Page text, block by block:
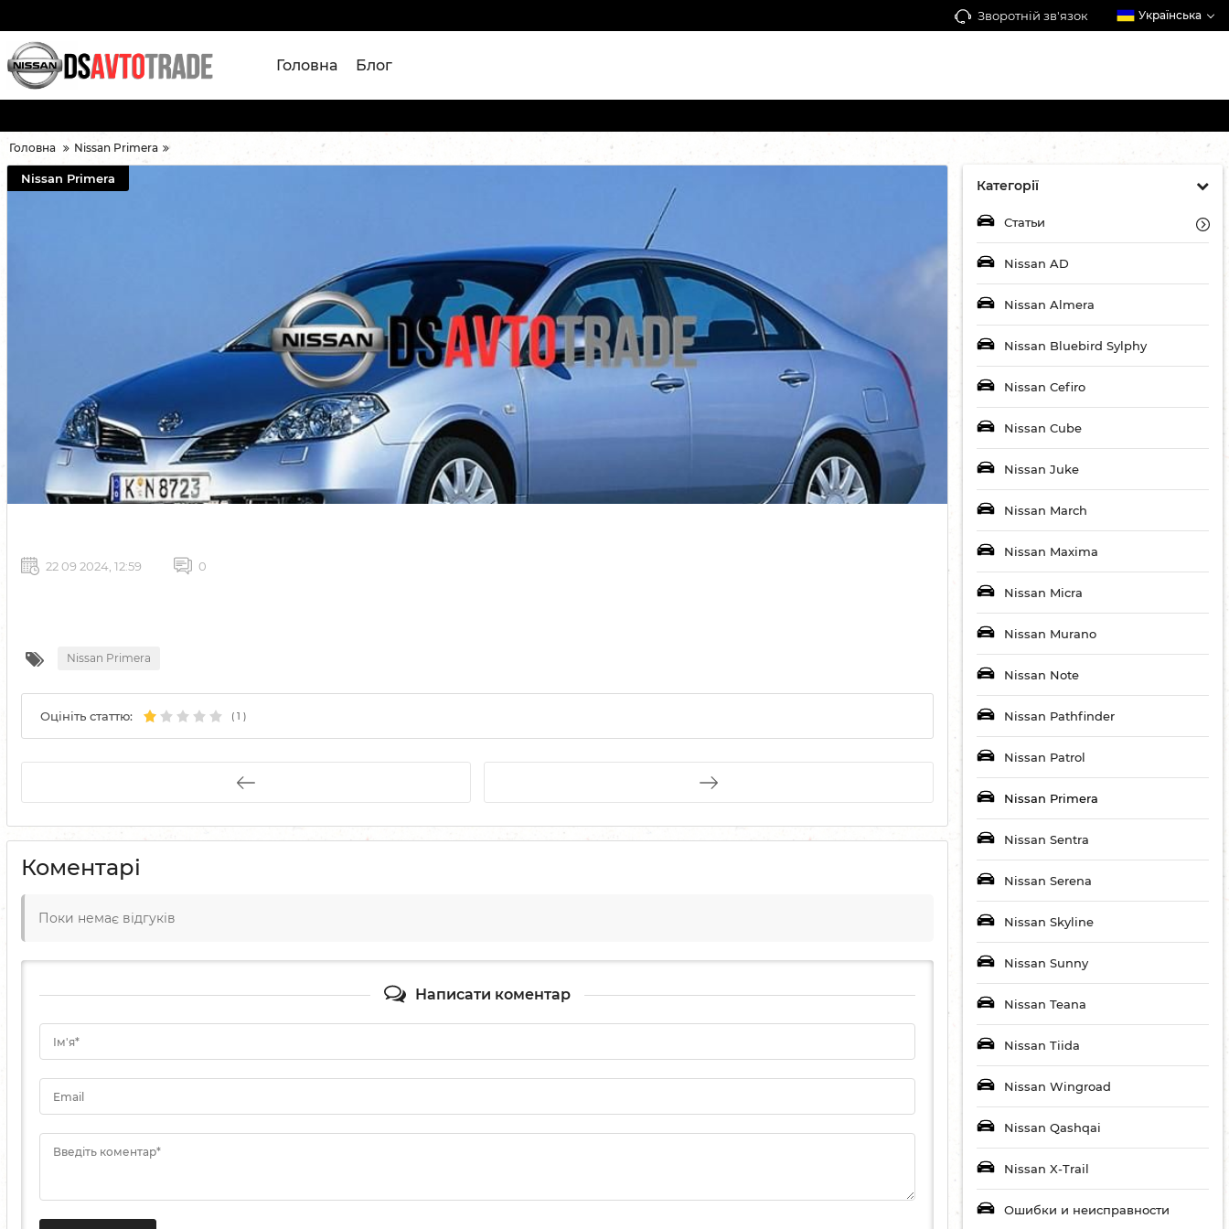
Зворотній зв'язок Українська
Головна Блог
Головна Nissan Primera
Категорії
Статьи
Nissan AD
Nissan Almera
Nissan Bluebird Sylphy
Nissan Cefiro
Nissan Cube
Nissan Juke
Nissan March
Nissan Maxima
Nissan Micra
Nissan Murano
Nissan Note
Nissan Pathfinder
Nissan Patrol
Nissan Primera
Nissan Sentra
Nissan Serena
Nissan Skyline
Nissan Sunny
Nissan Teana
Nissan Tiida
Nissan Wingroad
Nissan Qashqai
Nissan X-Trail
Ошибки и неисправности
Nissan Primera
22 09 2024, 12:59 0
Nissan Primera
Оцініть статтю: ( 1 )
Коментарі
Поки немає відгуків
Написати коментар
Ім'я*
Email
Введіть коментар*